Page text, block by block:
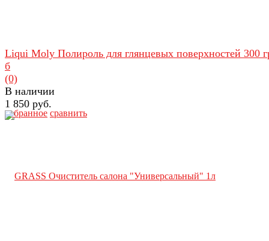
избранное сравнить
Liqui Moly Полироль для глянцевых поверхностей 300
б
(0)
В наличии
1 850 руб.